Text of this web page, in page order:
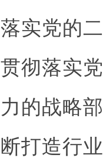
落实党的
贯彻落实
力的战略
断打造行